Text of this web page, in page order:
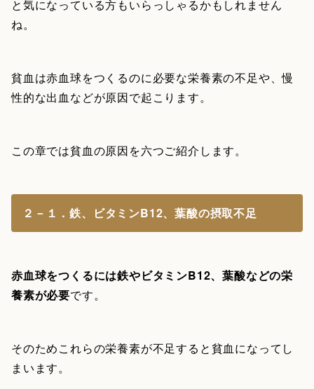
と気になっている方もいらっしゃるかもしれません
ね。
貧血は赤血球をつくるのに必要な栄養素の不足や、慢
性的な出血などが原因で起こります。
この章では貧血の原因を六つご紹介します。
２－１．鉄、ビタミンB12、葉酸の摂取不足
赤血球をつくるには鉄やビタミンB12、葉酸などの栄
養素が必要です。
そのためこれらの栄養素が不足すると貧血になってし
まいます。